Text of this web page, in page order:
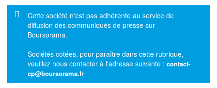
Message d'information
Cette société n'est pas adhérente au service de
diffusion des communiqués de presse sur
Boursorama.
Sociétés cotées, pour paraître dans cette rubrique,
veuillez nous contacter à l'adresse suivante : contact-
cp@boursorama.fr